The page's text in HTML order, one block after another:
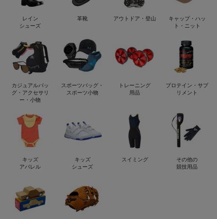
レイン
シューズ
革靴 アウトドア・登山
キャップ・ハッ
ト・ニット
カジュアルバッ
グ・アクセサリ
ー・小物
スポーツバッグ・
スポーツ小物
トレーニング
用品
プロテイン・サプ
リメント
キッズ
アパレル
キッズ
シューズ
スイミング
その他の
競技用品